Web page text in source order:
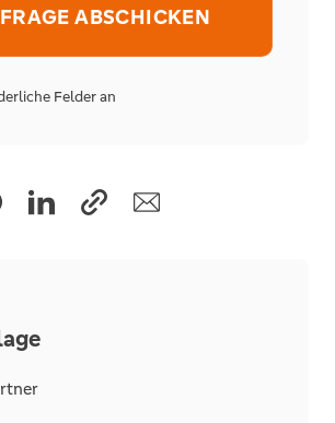
Felder an